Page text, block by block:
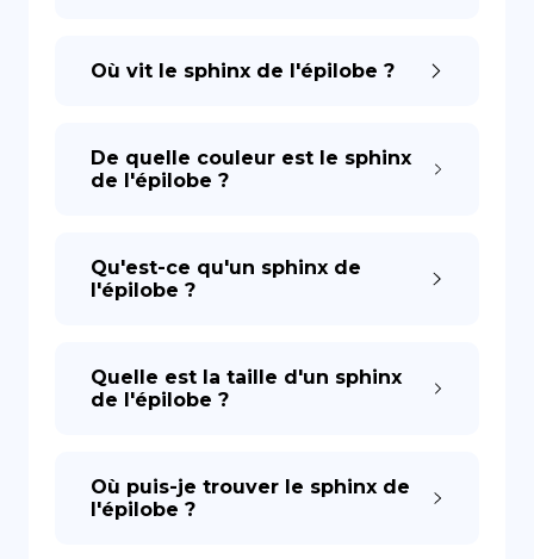
Où vit le sphinx de l'épilobe ?
De quelle couleur est le sphinx
de l'épilobe ?
Qu'est-ce qu'un sphinx de
l'épilobe ?
Quelle est la taille d'un sphinx
de l'épilobe ?
Où puis-je trouver le sphinx de
l'épilobe ?